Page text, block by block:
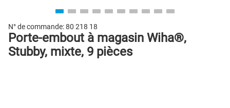
N° de commande:80 218 18
Porte-embout à magasin Wiha®,
Stubby, mixte, 9 pièces